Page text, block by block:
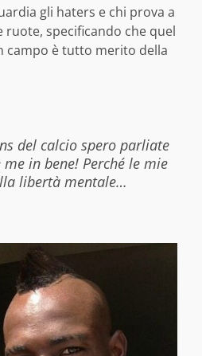
gli haters e chi prova a
specificando che quel
campo è tutto merito della
del calcio spero parliate
in bene! Perché le mie
libertà mentale…